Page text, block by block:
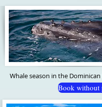
Whale season in the
Book without